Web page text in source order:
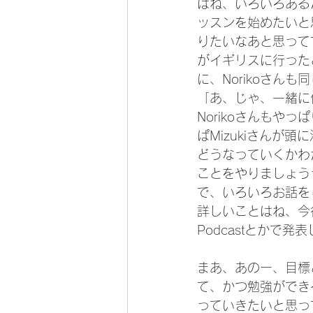
はね、いろいろあ
ッスンを始めたい
りたいなあと思っ
がイギリスに行っ
に、Norikoさんも
「あ、じゃ、一緒
Norikoさんもやっ
ぱMizukiさんが頭
どうなっていくか
ことをやりましょ
で、いろいろお話
詳しいことはね、
Podcastとかで発表
まあ、あのー、目
て、かつ勉強がで
っていきたいと思